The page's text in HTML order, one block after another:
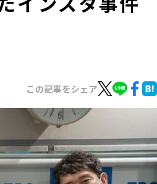
この記事をシェア